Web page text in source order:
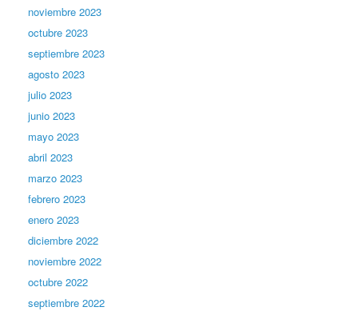
noviembre 2023
octubre 2023
septiembre 2023
agosto 2023
julio 2023
junio 2023
mayo 2023
abril 2023
marzo 2023
febrero 2023
enero 2023
diciembre 2022
noviembre 2022
octubre 2022
septiembre 2022